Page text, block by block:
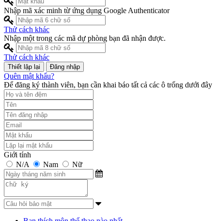
Nhập mã xác minh từ ứng dụng Google Authenticator
Thử cách khác
Nhập một trong các mã dự phòng bạn đã nhận được.
Thử cách khác
Đăng nhập
Quên mật khẩu?
Để đăng ký thành viên, bạn cần khai báo tất cả các ô trống dưới đây
Giới tính
N/A
Nam Nữ